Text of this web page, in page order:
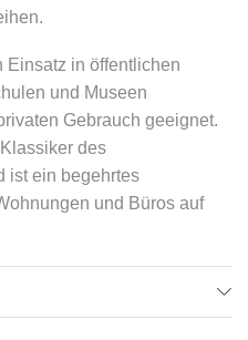
Einsatz in öffentlichen
und Museen
Gebrauch geeignet.
des
ist ein begehrtes
und Büros auf